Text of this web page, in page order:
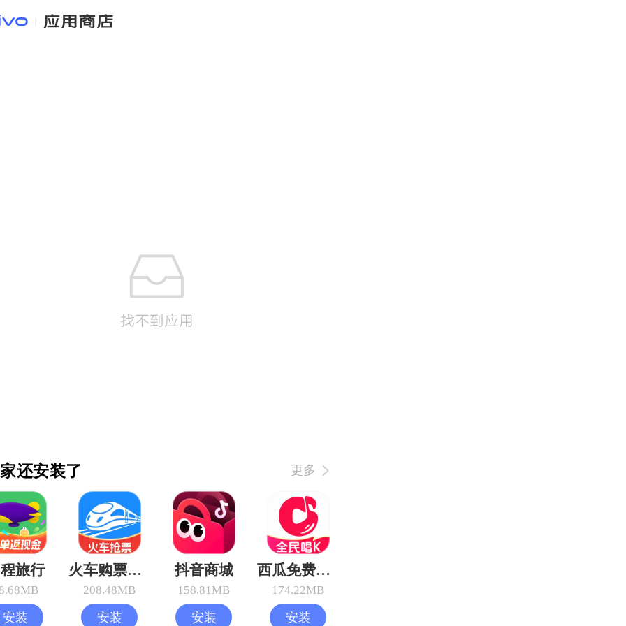
还安装了 更多
旅行
安装
火车购票助手
208.48MB
安装
抖音商城
158.81MB
安装
西瓜免费唱K
174.22MB
安装